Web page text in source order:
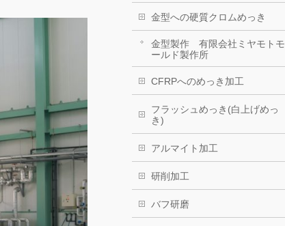
金型への硬質クロムめっき
金型製作 有限会社ミヤモトモ
ールド製作所
CFRPへのめっき加工
フラッシュめっき(白上げめっ
き)
アルマイト加工
研削加工
バフ研磨